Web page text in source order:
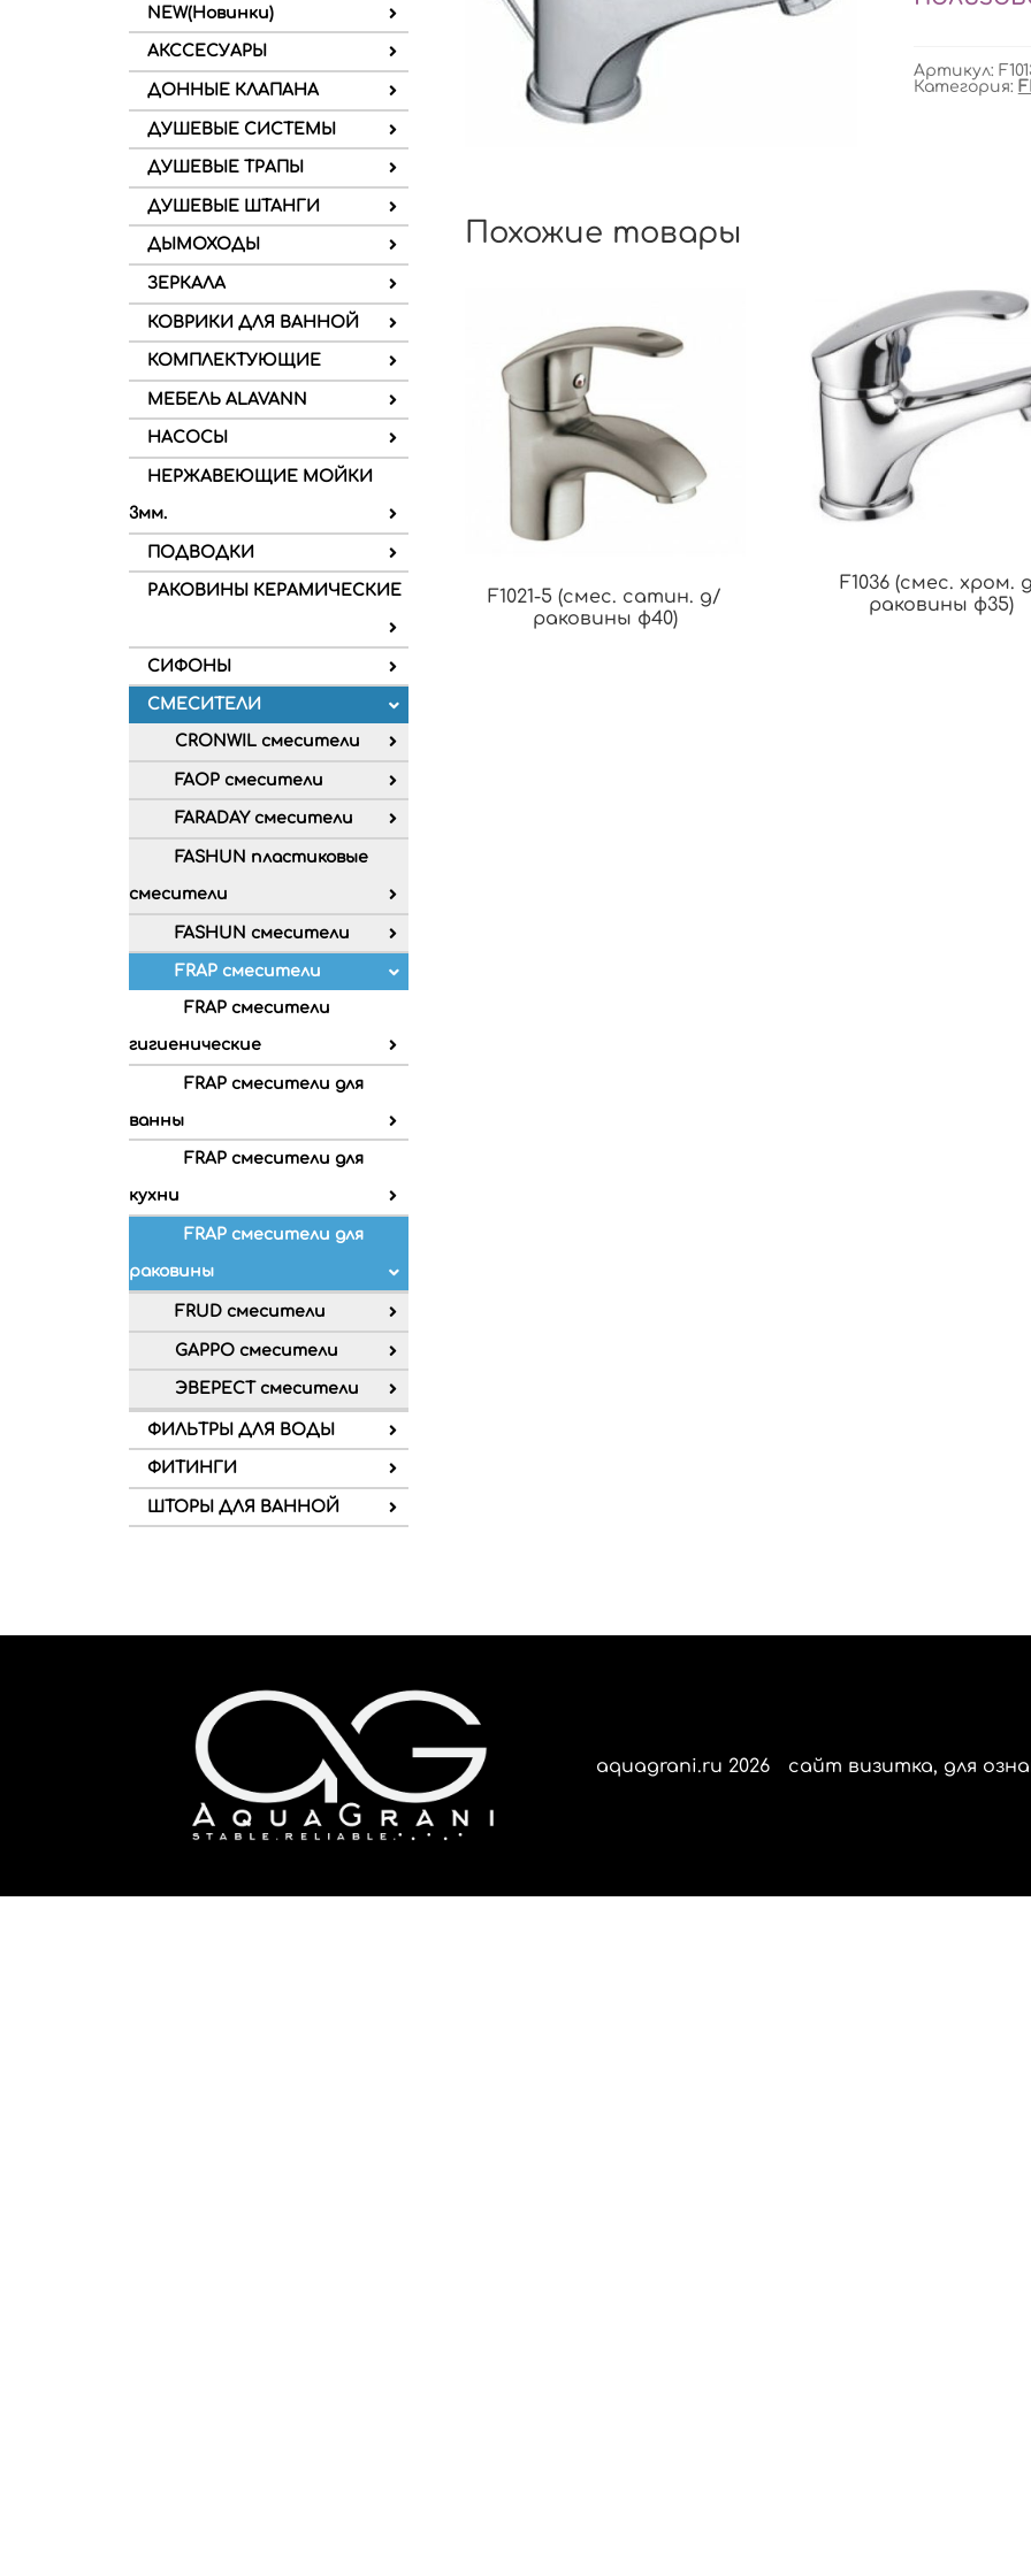
NEW(Новинки)
АКССЕСУАРЫ
ДОННЫЕ КЛАПАНА
ДУШЕВЫЕ СИСТЕМЫ
ДУШЕВЫЕ ТРАПЫ
ДУШЕВЫЕ ШТАНГИ
ДЫМОХОДЫ
ЗЕРКАЛА
КОВРИКИ ДЛЯ ВАННОЙ
КОМПЛЕКТУЮЩИЕ
МЕБЕЛЬ ALAVANN
НАСОСЫ
НЕРЖАВЕЮЩИЕ МОЙКИ
3мм.
ПОДВОДКИ
РАКОВИНЫ КЕРАМИЧЕСКИЕ
СИФОНЫ
СМЕСИТЕЛИ
CRONWIL смесители
FAOP смесители
FARADAY смесители
FASHUN пластиковые
смесители
FASHUN смесители
FRAP смесители
FRAP смесители
гигиенические
FRAP смесители для
ванны
FRAP смесители для
кухни
FRAP смесители для
раковины
FRUD смесители
GAPPO смесители
ЭВЕРЕСТ смесители
ФИЛЬТРЫ ДЛЯ ВОДЫ
ФИТИНГИ
ШТОРЫ ДЛЯ ВАННОЙ
Артикул:
Категория:
Похожие товары
F1021-5 (смес. сатин. д/
раковины ф40)
F1036 (смес. хром.
раковины ф35)
aquagrani.ru 2026 сайт визитка, для